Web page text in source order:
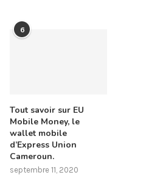
6
Tout savoir sur EU
Mobile Money, le
wallet mobile
d’Express Union
Cameroun.
septembre 11, 2020